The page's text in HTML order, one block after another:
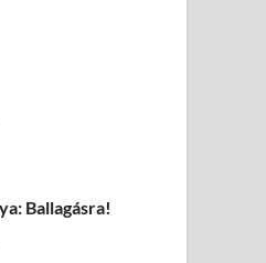
Ballagásra!